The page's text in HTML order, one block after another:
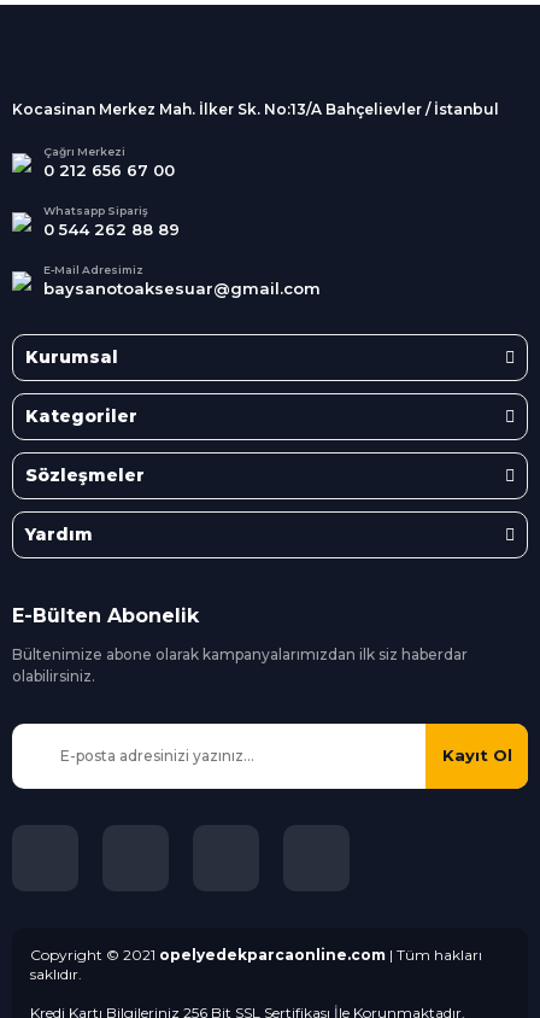
kargolanmaktadır.
Tüm Kredi Kartlarına taksit
seçenekleri
Kocasinan Merkez Mah. İlker Sk. No:13/A Bahçelievler / İstanbul
Çağrı Merkezi
0 212 656 67 00
Whatsapp Sipariş
0 544 262 88 89
E-Mail Adresimiz
baysanotoaksesuar@gmail.com
Kurumsal
Kategoriler
Sözleşmeler
Yardım
E-Bülten Abonelik
Bültenimize abone olarak kampanyalarımızdan ilk siz haberdar
olabilirsiniz.
Kayıt Ol
Copyright © 2021 opelyedekparcaonline.com | Tüm hakları
saklıdır.
Kredi Kartı Bilgileriniz 256 Bit SSL Sertifikası İle Korunmaktadır.